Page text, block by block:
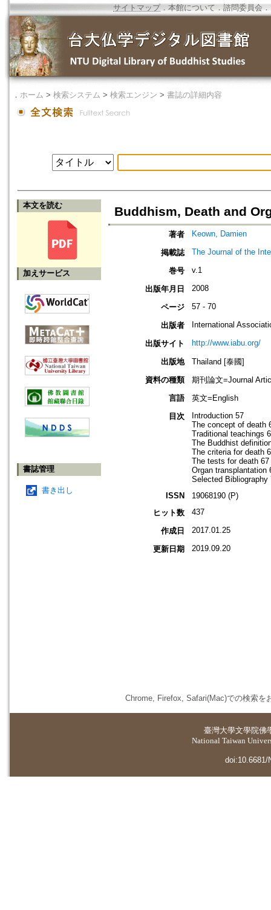
サイトマップ．本館について ． 諮問委員会 ．
． ホーム > 検索システム > 検索エンジン > 書誌の詳細内容
本文を読む
加えサービス
書誌管理
書き出し
Buddhism, Death and
著者 Keown, Damien
掲載誌 The Journal of the
巻号 v.1
出版年月日 2008
ページ 57 - 70
出版者 International
出版サイト http://www.iabu.org/
出版地
Thailand [泰國]
資料の種類
期刊論文=Journal
言語
英文=English
目次
Introduction 57
The concept of death
Traditional teachings
The Buddhist
The criteria for death
The tests for death 67
Organ transplantation
Selected Bibliography
ISSN
19068190 (P)
ヒット数
437
作成日 2017.01.25
更新日期 2019.09.20
Chrome, Firefox, Safari(Mac)での検索を
臺灣大學文學院佛
National Taiwan
doi:10.6681/